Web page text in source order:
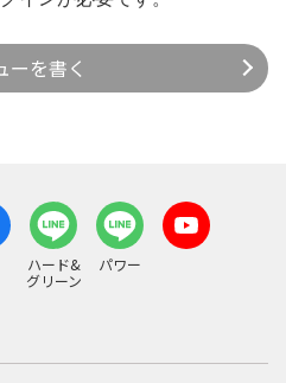
ーを書く
ハード&
グリーン
パワー